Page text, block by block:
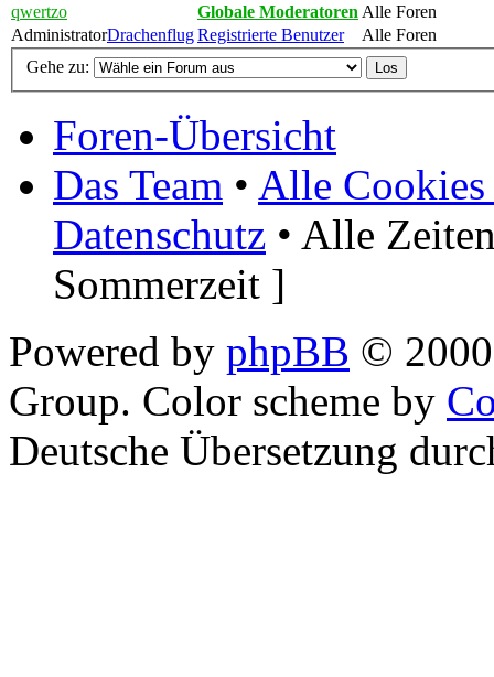
qwertzo
Globale Moderatoren Alle Foren
AdministratorDrachenflugRegistrierte Benutzer
Alle Foren
Gehe zu:
Foren-Übersicht
Das Team • Alle Cookies
Datenschutz • Alle
Sommerzeit ]
Powered by phpBB ©
Group. Color scheme by
Deutsche Übersetzung